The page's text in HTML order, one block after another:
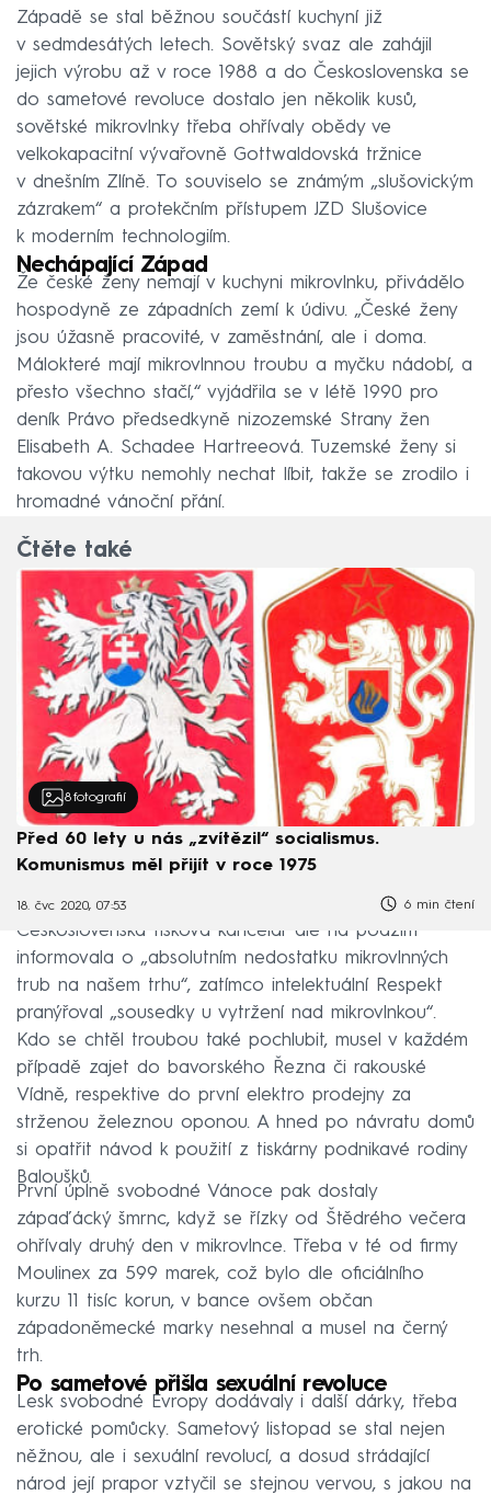
Západě se stal běžnou součástí kuchyní již
v sedmdesátých letech. Sovětský svaz ale zahájil
jejich výrobu až v roce 1988 a do Československa se
do sametové revoluce dostalo jen několik kusů,
sovětské mikrovlnky třeba ohřívaly obědy ve
velkokapacitní vývařovně Gottwaldovská tržnice
v dnešním Zlíně. To souviselo se známým „slušovickým
zázrakem“ a protekčním přístupem JZD Slušovice
k moderním technologiím.
Nechápající Západ
Že české ženy nemají v kuchyni mikrovlnku, přivádělo
hospodyně ze západních zemí k údivu. „České ženy
jsou úžasně pracovité, v zaměstnání, ale i doma.
Málokteré mají mikrovlnnou troubu a myčku nádobí, a
přesto všechno stačí,“ vyjádřila se v létě 1990 pro
deník Právo předsedkyně nizozemské Strany žen
Elisabeth A. Schadee Hartreeová. Tuzemské ženy si
takovou výtku nemohly nechat líbit, takže se zrodilo i
hromadné vánoční přání.
Čtěte také
8 fotografií
Před 60 lety u nás „zvítězil“ socialismus.
Komunismus měl přijít v roce 1975
18. čvc 2020, 07:53 6 min čtení
Československá tisková kancelář ale na podzim
informovala o „absolutním nedostatku mikrovlnných
trub na našem trhu“, zatímco intelektuální Respekt
pranýřoval „sousedky u vytržení nad mikrovlnkou“.
Kdo se chtěl troubou také pochlubit, musel v každém
případě zajet do bavorského Řezna či rakouské
Vídně, respektive do první elektro prodejny za
strženou železnou oponou. A hned po návratu domů
si opatřit návod k použití z tiskárny podnikavé rodiny
Baloušků.
První úplně svobodné Vánoce pak dostaly
zápaďácký šmrnc, když se řízky od Štědrého večera
ohřívaly druhý den v mikrovlnce. Třeba v té od firmy
Moulinex za 599 marek, což bylo dle oficiálního
kurzu 11 tisíc korun, v bance ovšem občan
západoněmecké marky nesehnal a musel na černý
trh.
Po sametové přišla sexuální revoluce
Lesk svobodné Evropy dodávaly i další dárky, třeba
erotické pomůcky. Sametový listopad se stal nejen
něžnou, ale i sexuální revolucí, a dosud strádající
národ její prapor vztyčil se stejnou vervou, s jakou na